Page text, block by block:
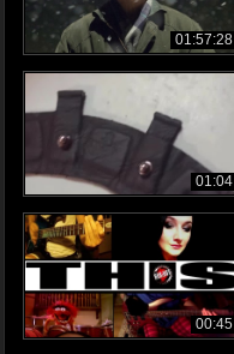
01:57:28
01:04
00:45